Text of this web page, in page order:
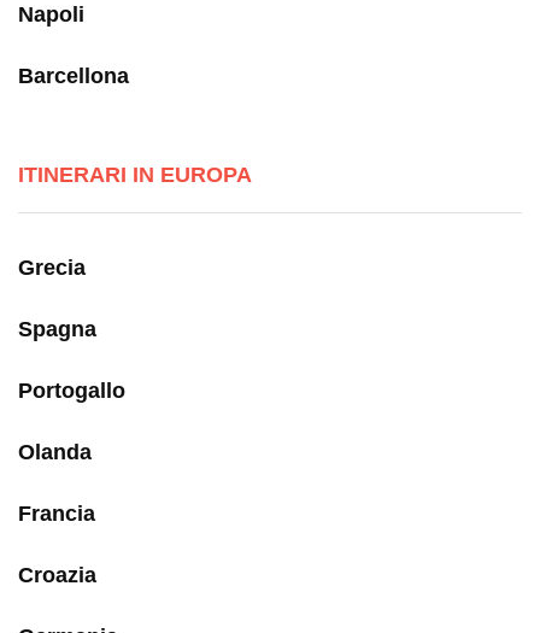
Napoli
Barcellona
ITINERARI IN EUROPA
Grecia
Spagna
Portogallo
Olanda
Francia
Croazia